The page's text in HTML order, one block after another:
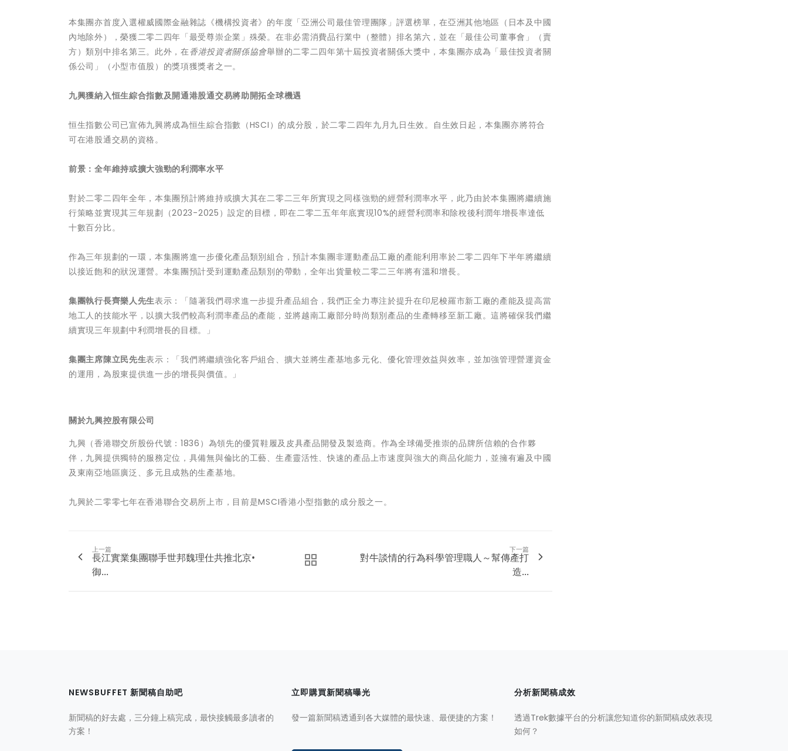
本集團亦首度入選權威國際金融雜誌《機構投資者》的年度「亞洲公司最佳管理團隊」評選榜單，在亞洲其他地區（日本及中國
內地除外），榮獲二零二四年「最受尊崇企業」殊榮。在非必需消費品行業中（整體）排名第六，並在「最佳公司董事會」（賣
方）類別中排名第三。此外，在香港投資者關係協會舉辦的二零二四年第十屆投資者關係大獎中，本集團亦成為「最佳投資者關
係公司」（小型市值股）的獎項獲獎者之一。
九興獲納入恒生綜合指數及開通港股通交易將助開拓全球機遇
恒生指數公司已宣佈九興將成為恒生綜合指數（HSCI）的成分股，於二零二四年九月九日生效。自生效日起，本集團亦將符合
可在港股通交易的資格。
前景：全年維持或擴大強勁的利潤率水平
對於二零二四年全年，本集團預計將維持或擴大其在二零二三年所實現之同樣強勁的經營利潤率水平，此乃由於本集團將繼續施
行策略並實現其三年規劃（2023-2025）設定的目標，即在二零二五年年底實現10%的經營利潤率和除稅後利潤年增長率達低
十數百分比。
作為三年規劃的一環，本集團將進一步優化產品類別組合，預計本集團非運動產品工廠的產能利用率於二零二四年下半年將繼續
以接近飽和的狀況運營。本集團預計受到運動產品類別的帶動，全年出貨量較二零二三年將有溫和增長。
集團執行長齊樂人先生表示：「隨著我們尋求進一步提升產品組合，我們正全力專注於提升在印尼梭羅市新工廠的產能及提高當
地工人的技能水平，以擴大我們較高利潤率產品的產能，並將越南工廠部分時尚類別產品的生產轉移至新工廠。這將確保我們繼
續實現三年規劃中利潤增長的目標。」
集團主席陳立民先生表示：「我們將繼續強化客戶組合、擴大並將生產基地多元化、優化管理效益與效率，並加強管理營運資金
的運用，為股東提供進一步的增長與價值。」
關於九興控股有限公司
九興（香港聯交所股份代號：1836）為領先的優質鞋履及皮具產品開發及製造商。作為全球備受推崇的品牌所信賴的合作夥
伴，九興提供獨特的服務定位，具備無與倫比的工藝、生產靈活性、快速的產品上市速度與強大的商品化能力，並擁有遍及中國
及東南亞地區廣泛、多元且成熟的生產基地。
九興於二零零七年在香港聯合交易所上市，目前是MSCI香港小型指數的成分股之一。
上一篇
長江實業集團聯手世邦魏理仕共推北京•
御...
下一篇
對牛談情的行為科學管理職人～幫傳產打
造...
NEWSBUFFET 新聞稿自助吧
新聞稿的好去處，三分鐘上稿完成，最快接觸最多讀者的
方案！
立即購買新聞稿曝光
發一篇新聞稿透通到各大媒體的最快速、最便捷的方案！
分析新聞稿成效
透過Trek數據平台的分析讓您知道你的新聞稿成效表現
如何？